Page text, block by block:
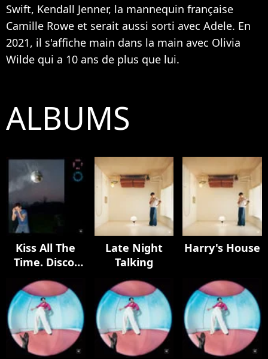
Swift, Kendall Jenner, la mannequin française
Camille Rowe et serait aussi sorti avec Adele. En
2021, il s'affiche main dans la main avec Olivia
Wilde qui a 10 ans de plus que lui.
ALBUMS
Kiss All The
Time. Disco,
Occasionally.
Late Night
Talking
Harry's House